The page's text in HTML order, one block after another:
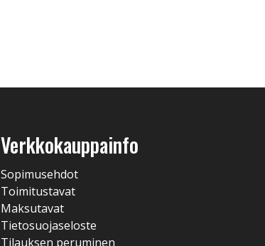
Verkkokauppainfo
Sopimusehdot
Toimitustavat
Maksutavat
Tietosuojaseloste
Tilauksen peruminen